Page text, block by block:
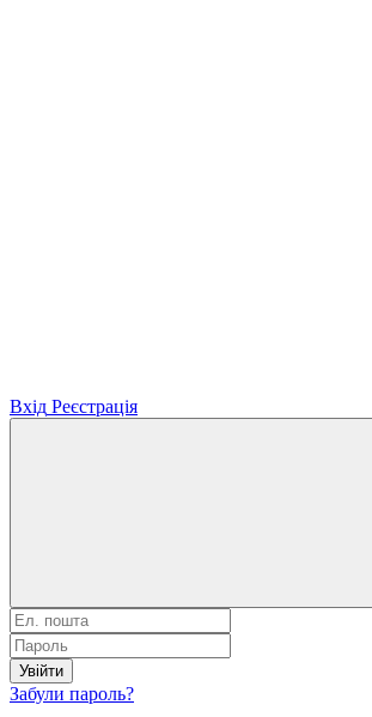
Вхід Реєстрація
Увійти
Забули пароль?